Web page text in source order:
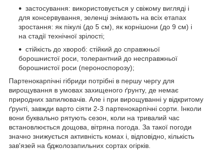
застосування: використовується у свіжому вигляді і
для консервування, зеленці знімають на всіх етапах
зростання: як пікулі (до 5 см), як корнішони (до 9 см) і
на стадії технічної зрілості;
стійкість до хвороб: стійкий до справжньої
борошнистої роси, толерантний до несправжньої
борошнистої роси (пероноспорозу);
Партенокарпічні гібриди потрібні в першу чергу для
вирощування в умовах захищеного ґрунту, де немає
природних запилювачів. Але і при вирощуванні у відкритому
ґрунті, завжди варто сіяти 2-3 партенокарпічні сорти. Інколи
вони буквально рятують сезон, коли на тривалий час
встановлюється дощова, вітряна погода. За такої погоди
значно знижується активність комах і, відповідно, кількість
зав'язей на бджолозапильних сортах огірків.